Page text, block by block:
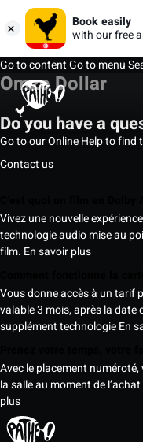
Book easily
with our free
Go to contentGo to menu
Omzo Dollar
Do you have a
Go to our Online Help to find
Contact us
Vivez une nouvelle
technologie audio mise au
film. En savoir plus
Vous donne accès à un tarif
valable 3 mois, après la date
supplément technologieEn
Avec le placement
la salle au moment de
plus